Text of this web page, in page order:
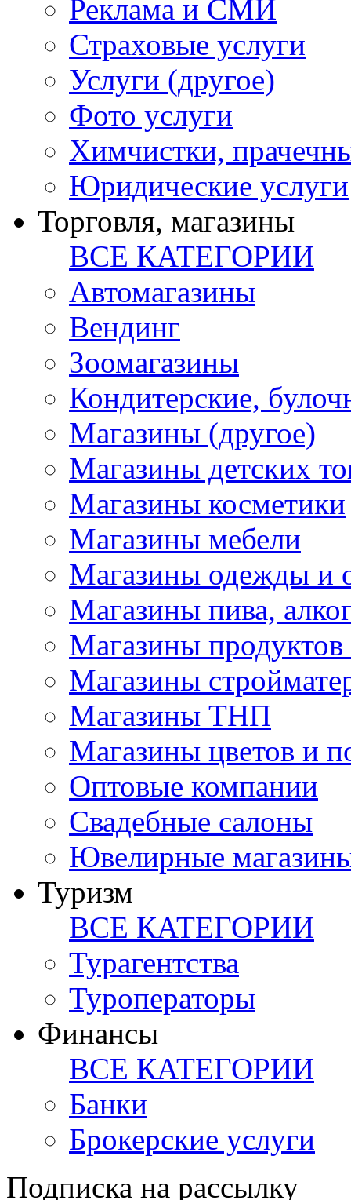
Реклама и СМИ
Страховые услуги
Услуги (другое)
Фото услуги
Химчистки,
Юридические услуги
Торговля, магазины
ВСЕ КАТЕГОРИИ
Автомагазины
Вендинг
Зоомагазины
Кондитерские,
Магазины (другое)
Магазины детских
Магазины косметики
Магазины мебели
Магазины одежды и
Магазины пива,
Магазины продуктов
Магазины
Магазины ТНП
Магазины цветов и
Оптовые компании
Свадебные салоны
Ювелирные
Туризм
ВСЕ КАТЕГОРИИ
Турагентства
Туроператоры
Финансы
ВСЕ КАТЕГОРИИ
Банки
Брокерские услуги
Подписка на рассылку